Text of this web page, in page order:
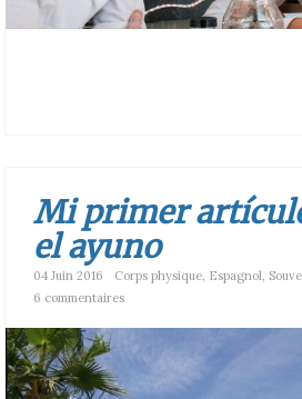
Mi primer
el ayuno
04 Juin 2016 Corps physique, Espagnol,
6 commentaires